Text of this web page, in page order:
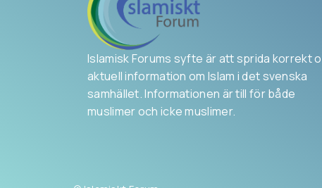
Islamisk Forums syfte är att sprida korrekt
aktuell information om Islam i det svenska
samhället. Informationen är till för både
muslimer och icke muslimer.